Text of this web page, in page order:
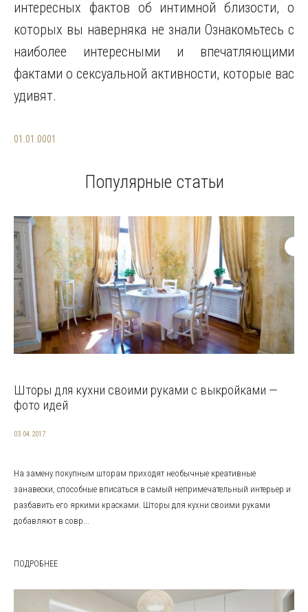
интересных фактов об интимной близости, о
которых вы наверняка не знали Ознакомьтесь с
наиболее интересными и впечатляющими
фактами о сексуальной активности, которые вас
удивят.
01.01.0001
Популярные статьи
Шторы для кухни своими руками с выкройками —
фото идей
03.04.2017
На замену покупным шторам приходят необычные креативные
занавески, способные вписаться в самый непримечательный интерьер и
разбавить его яркими красками. Шторы для кухни своими руками
добавляют в совр...
ПОДРОБНЕЕ